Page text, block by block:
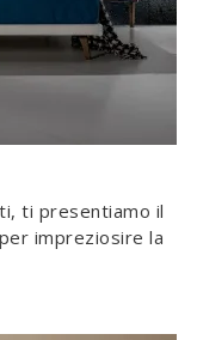
ti presentiamo il
impreziosire la